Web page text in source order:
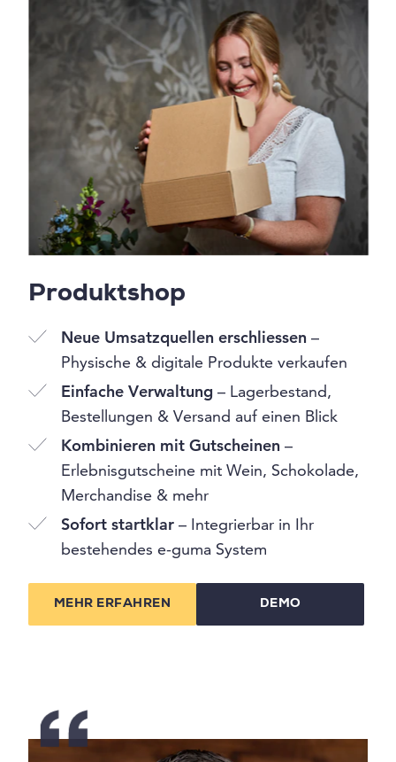
Produktshop
Neue Umsatzquellen erschliessen –
Physische & digitale Produkte verkaufen
Einfache Verwaltung – Lagerbestand,
Bestellungen & Versand auf einen Blick
Kombinieren mit Gutscheinen –
Erlebnisgutscheine mit Wein, Schokolade,
Merchandise & mehr
Sofort startklar – Integrierbar in Ihr
bestehendes e-guma System
MEHR ERFAHREN DEMO